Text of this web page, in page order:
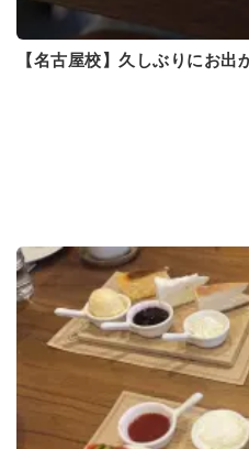
【名古屋校】久しぶりにお出